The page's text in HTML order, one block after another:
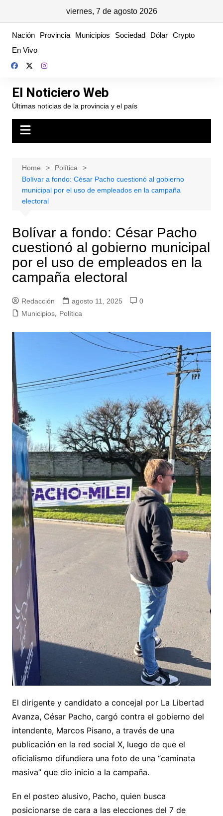
viernes, 7 de agosto 2026
content
Nación Provincia Municipios Sociedad Dólar Crypto
En Vivo
El Noticiero Web
Últimas noticias de la provincia y el país
Home
Política
Bolívar a fondo: César Pacho cuestionó al gobierno
municipal por el uso de empleados en la campaña
electoral
Bolívar a fondo: César Pacho
cuestionó al gobierno municipal
por el uso de empleados en la
campaña electoral
Redacción agosto 11, 2025
0
Municipios, Política
El dirigente y candidato a concejal por La Libertad
Avanza, César Pacho, cargó contra el gobierno del
intendente, Marcos Pisano, a través de una
publicación en la red social X, luego de que el
oficialismo difundiera una foto de una “caminata
masiva” que dio inicio a la campaña.
En el posteo alusivo, Pacho, quien busca
posicionarse de cara a las elecciones del 7 de